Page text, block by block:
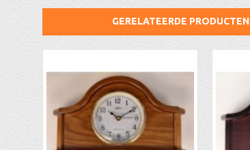
GERELATEERDE PRODUCTEN